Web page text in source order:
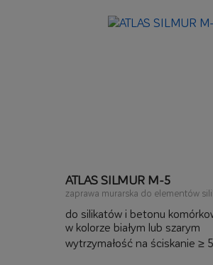
ATLAS SILMUR M-5
zaprawa murarska do elementów
do silikatów i betonu
w kolorze białym lub szarym
wytrzymałość na ściskanie ≥